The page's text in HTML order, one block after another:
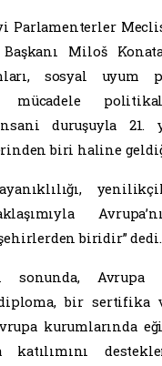
Parlamenterler
Miloš
sosyal uyum
mücadele
duruşuyla 21.
biri haline
biridir” dedi.
sonunda, Avrupa
bir sertifika
kurumlarında
katılımını